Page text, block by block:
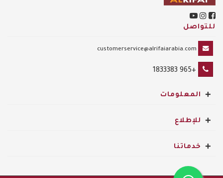
للتواصل
customerservice@alrifaiarabia.com
+965 1833383
المعلومات +
للإطلاع +
خدماتنا +